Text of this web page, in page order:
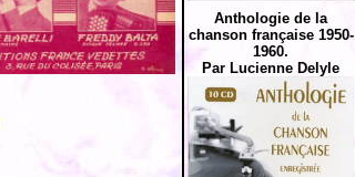
Anthologie de la
chanson française 1950-
1960.
Par Lucienne Delyle